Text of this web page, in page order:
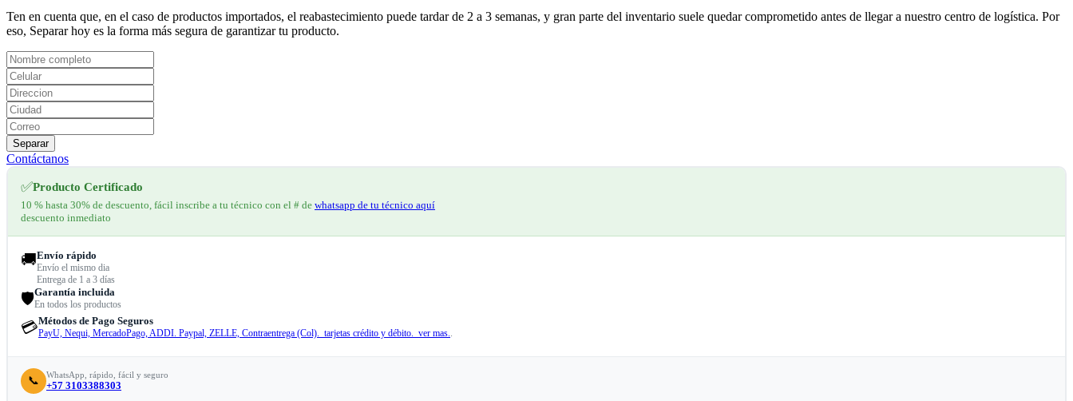
Ten en cuenta que, en el caso de productos importados, el reabastecimiento puede tardar de 2 a 3 semanas, y gran parte del inventario suele quedar comprometido antes de llegar a nuestro centro de logística. Por
eso, Separar hoy es la forma más segura de garantizar tu producto.
Separar
Contáctanos
✅Producto Certificado
10 % hasta 30% de descuento, fácil inscribe a tu técnico con el # de whatsapp de tu técnico aquí
descuento inmediato
🚚Envío rápido
Envío el mismo dia
Entrega de 1 a 3 días
🛡️Garantía incluida
En todos los productos
💳Métodos de Pago Seguros
PayU, Nequi, MercadoPago, ADDI. Paypal, ZELLE, Contraentrega (Col). tarjetas crédito y débito. ver mas..
📞 WhatsApp, rápido, fácil y seguro
+57 3103388303